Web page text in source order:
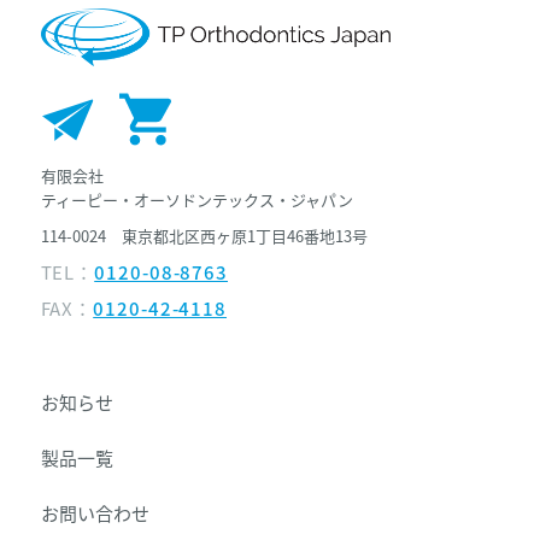
有限会社
ティーピー・オーソドンテックス・ジャパン
114-0024 東京都北区西ヶ原1丁目46番地13号
TEL：0120-08-8763
FAX：0120-42-4118
お知らせ
製品一覧
お問い合わせ